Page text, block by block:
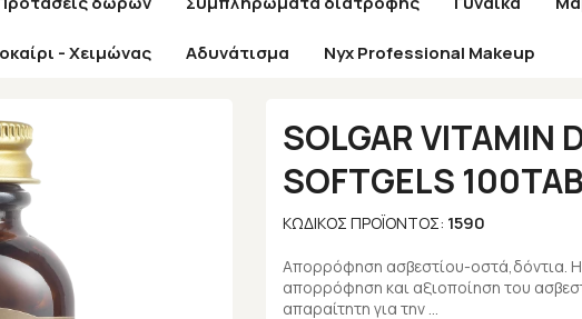
- Χειμώνας Αδυνάτισμα Nyx Professional Makeup
/ Εταιρίες / Solgar / SOLGAR VITAMIN D-3 400 IU SOFTGELS 100TAB
SOLGAR VITAMIN
SOFTGELS 100TAB
ΚΩΔΙΚΌΣ ΠΡΟΪΌΝΤΟΣ: 1590
Απορρόφηση ασβεστίου-οστά,δόντια. Η
απορρόφηση και αξιοποίηση του
απαραίτητη για την …